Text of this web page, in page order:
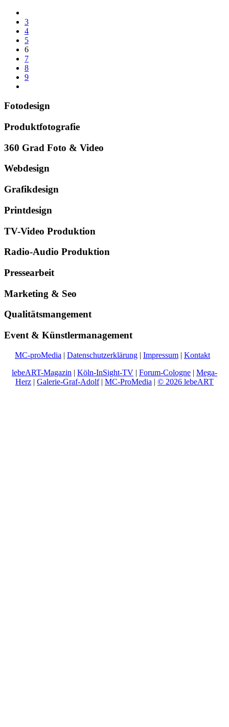
3
4
5
6
7
8
9
Fotodesign
Produktfotografie
360 Grad Foto & Video
Webdesign
Grafikdesign
Printdesign
TV-Video Produktion
Radio-Audio Produktion
Pressearbeit
Marketing & Seo
Qualitätsmangement
Event & Künstlermanagement
MC-proMedia | Datenschutzerklärung | Impressum | Kontakt
lebeART-Magazin | Köln-InSight-TV | Forum-Cologne | Mega-
Herz | Galerie-Graf-Adolf| MC-ProMedia | © 2026 lebeART